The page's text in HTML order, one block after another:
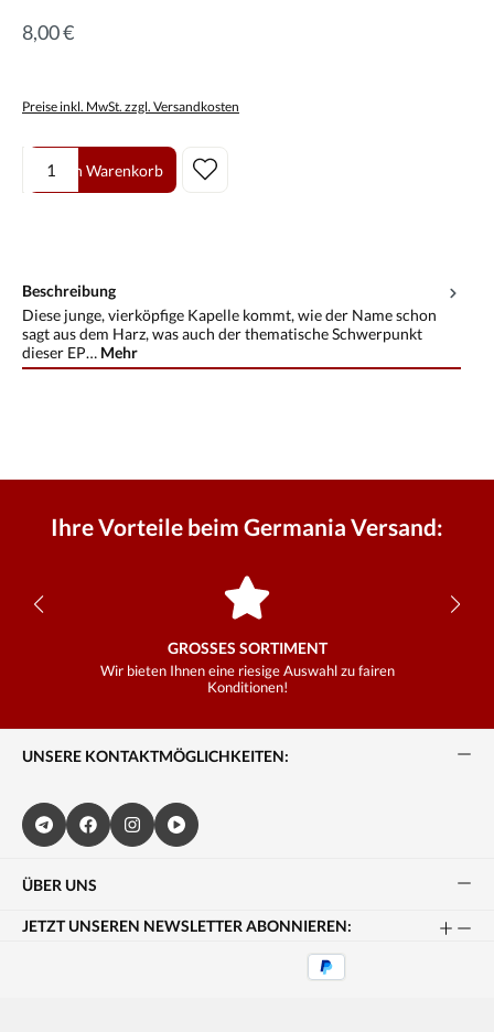
8,00 €
Preise inkl. MwSt. zzgl. Versandkosten
Produkt Anzahl: Gib den gewünschten Wert ein oder benutze die
In den Warenkorb
Beschreibung
Diese junge, vierköpfige Kapelle kommt, wie der Name schon
sagt aus dem Harz, was auch der thematische Schwerpunkt
dieser EP… Mehr
Ihre Vorteile beim Germania Versand:
GROSSES SORTIMENT
Wir bieten Ihnen eine riesige Auswahl zu fairen
Konditionen!
UNSERE KONTAKTMÖGLICHKEITEN:
ÜBER UNS
JETZT UNSEREN NEWSLETTER ABONNIEREN: